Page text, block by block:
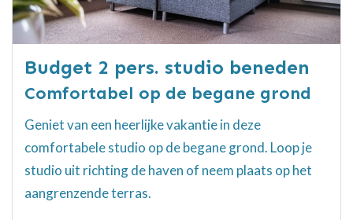
Budget 2 pers. studio beneden
Comfortabel op de begane grond
Geniet van een heerlijke vakantie in deze
comfortabele studio op de begane grond. Loop je
studio uit richting de haven of neem plaats op het
aangrenzende terras.